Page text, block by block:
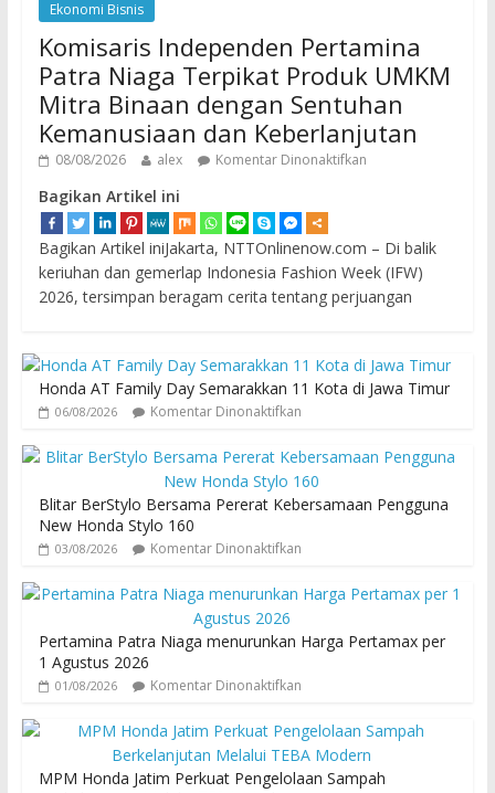
Ekonomi Bisnis
Komisaris Independen Pertamina
Patra Niaga Terpikat Produk UMKM
Mitra Binaan dengan Sentuhan
Kemanusiaan dan Keberlanjutan
08/08/2026 alex Komentar Dinonaktifkan
Bagikan Artikel ini
Bagikan Artikel iniJakarta, NTTOnlinenow.com – Di balik
keriuhan dan gemerlap Indonesia Fashion Week (IFW)
2026, tersimpan beragam cerita tentang perjuangan
Honda AT Family Day Semarakkan 11 Kota di Jawa Timur
06/08/2026 Komentar Dinonaktifkan
Blitar BerStylo Bersama Pererat Kebersamaan Pengguna
New Honda Stylo 160
03/08/2026 Komentar Dinonaktifkan
Pertamina Patra Niaga menurunkan Harga Pertamax per
1 Agustus 2026
01/08/2026 Komentar Dinonaktifkan
MPM Honda Jatim Perkuat Pengelolaan Sampah